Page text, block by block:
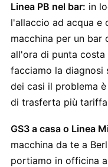
Linea PB nel bar: in
l'allaccio ad acqua e
macchina per un bar
all'ora di punta costa
facciamo la diagnosi
dei casi il problema
di trasferta più
GS3 a casa o Linea
macchina da te a
portiamo in officina